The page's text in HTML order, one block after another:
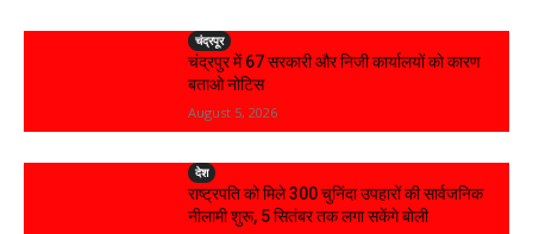
चंद्रपूर
चंद्रपुर में 67 सरकारी और निजी कार्यालयों को कारण
बताओ नोटिस
August 5, 2026
देश
राष्ट्रपति को मिले 300 चुनिंदा उपहारों की सार्वजनिक
नीलामी शुरू, 5 सितंबर तक लगा सकेंगे बोली